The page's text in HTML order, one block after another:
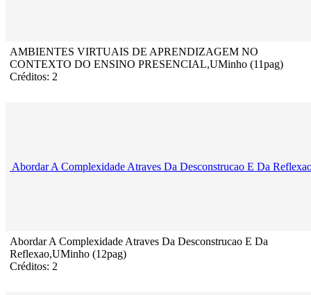
AMBIENTES VIRTUAIS DE APRENDIZAGEM NO
CONTEXTO DO ENSINO PRESENCIAL,UMinho (11pag)
Créditos: 2
Abordar A Complexidade Atraves Da Desconstrucao E Da
Abordar A Complexidade Atraves Da Desconstrucao E Da
Reflexao,UMinho (12pag)
Créditos: 2